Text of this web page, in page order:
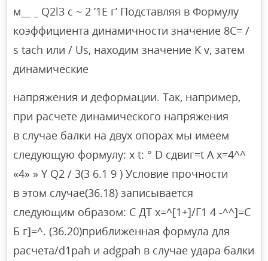
м__ _ Q2l3 с ~ 2 ’1Е г’ Подставляя в Формулу
коэффициента динамичности значение 8С= /
s tach или / Us, находим значение K v, затем
динамические
напряжения и деформации. Так, например,
при расчете динамического напряжения
в случае балки на двух опорах мы имеем
следующую формулу: x t: ° D сдвиг=t A x=4^^
«4» » Y Q2 / 3(3 6.1 9 ) Условие прочности
в этом случае(36.18) записывается
следующим образом: С ДТ х=^[1+]/Г1 4 -^^]=С
Б г]=^. (36.20)приближенная формула для
расчета/d1pah и adgpah в случае удара балки